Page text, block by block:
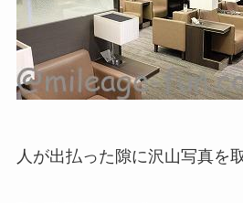
人が出払った隙に沢山写真を